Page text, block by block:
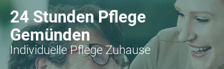
24 Stunden Pflege
Gemünden
Individuelle Pflege Zuhause